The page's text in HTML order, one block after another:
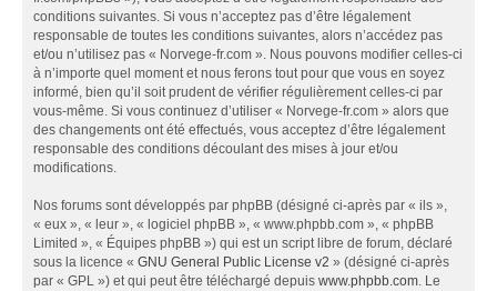
conditions suivantes. Si vous n’acceptez pas d’être légalement
responsable de toutes les conditions suivantes, alors n’accédez pas
et/ou n’utilisez pas « Norvege-fr.com ». Nous pouvons modifier celles-ci
à n’importe quel moment et nous ferons tout pour que vous en soyez
informé, bien qu’il soit prudent de vérifier régulièrement celles-ci par
vous-même. Si vous continuez d’utiliser « Norvege-fr.com » alors que
des changements ont été effectués, vous acceptez d’être légalement
responsable des conditions découlant des mises à jour et/ou
modifications.
Nos forums sont développés par phpBB (désigné ci-après par « ils »,
« eux », « leur », « logiciel phpBB », « www.phpbb.com », « phpBB
Limited », « Équipes phpBB ») qui est un script libre de forum, déclaré
sous la licence « GNU General Public License v2 » (désigné ci-après
par « GPL ») et qui peut être téléchargé depuis www.phpbb.com. Le